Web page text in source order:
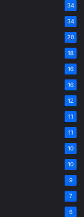
34
34
20
18
16
16
12
11
11
10
10
9
7
6